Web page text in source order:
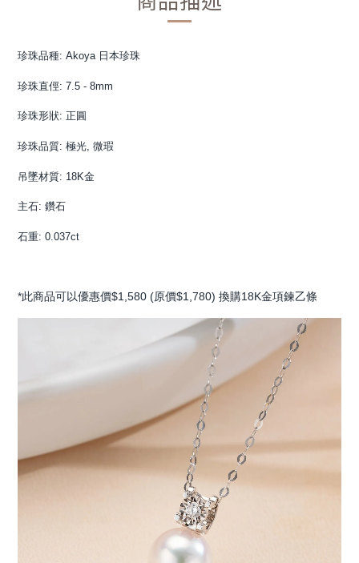
珍珠品種: Akoya 日本珍珠
珍珠直俓: 7.5 - 8mm
珍珠形狀: 正圓
珍珠品質: 極光, 微瑕
吊墜材質: 18K金
主石: 鑽石
石重: 0.037ct
*此商品可以優惠價$1,580 (原價$1,780) 換購18K金項鍊乙條